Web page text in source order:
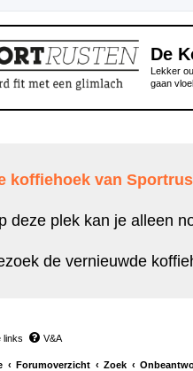
De
Lekker
gaan
koffiehoek van
deze plek kan je alleen
de vernieuwde
links V&A
Forumoverzicht Zoek